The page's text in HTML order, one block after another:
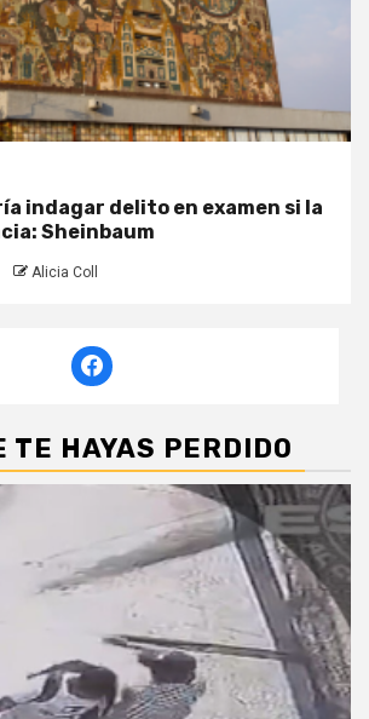
indagar delito en examen si la
Sheinbaum
Alicia Coll
TE HAYAS PERDIDO